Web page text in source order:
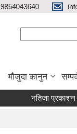
9854043640
मौजुदा कानुन
नतिजा प्रकाशन